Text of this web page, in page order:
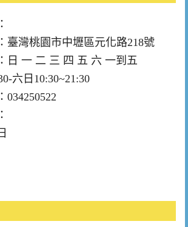
臺灣桃園市中壢區元化路218號
日 一 二 三 四 五 六 一到五
六日10:30~21:30
034250522